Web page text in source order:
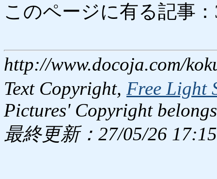
このページに有る記事
http://www.docoja.com/
Text Copyright, Free Light
Pictures' Copyright
最終更新：27/05/26 17:15